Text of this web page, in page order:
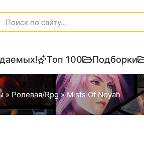
Топ 100 Подборки
» Ролевая/Rpg» Mists Of Noyah